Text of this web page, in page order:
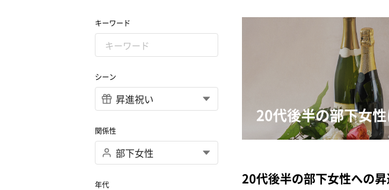
キーワード
シーン
関係性
年代
20代後半の部下女
20代後半の部下女性への